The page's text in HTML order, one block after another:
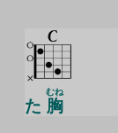
た 胸
むね